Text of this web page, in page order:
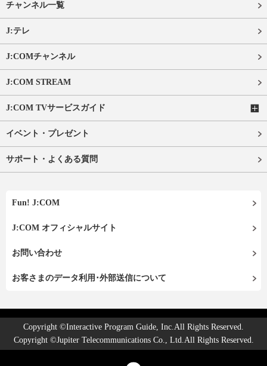
チャンネル一覧
J:テレ
J:COMチャンネル
J:COM STREAM
J:COM TVサービスガイド
イベント・プレゼント
サポート・よくある質問
Fun! J:COM
J:COM オフィシャルサイト
お問い合わせ
お客さまのデータ利用･外部送信について
Copyright ©Interactive Program Guide, Inc.All Rights Reserved.
Copyright ©Jupiter Telecommunications Co., Ltd.All Rights Reserved.